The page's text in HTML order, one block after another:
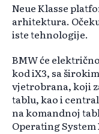
Neue Klasse
arhitektura.
iste tehnologije.
BMW će
kod iX3, sa
vjetrobrana, koji
tablu, kao i
na komandnoj
Operating System